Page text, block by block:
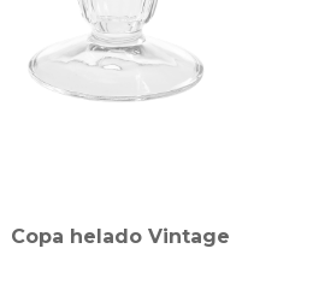
Copa helado Vintage